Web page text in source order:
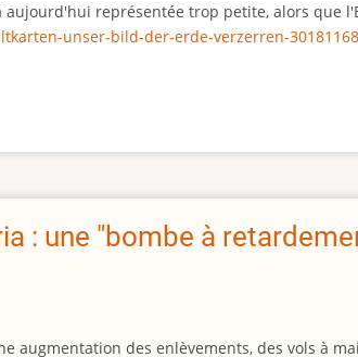
représentée trop petite, alors que
unser-bild-der-erde-verzerren-
: une "bombe à
augmentation des enlèvements, des vols à